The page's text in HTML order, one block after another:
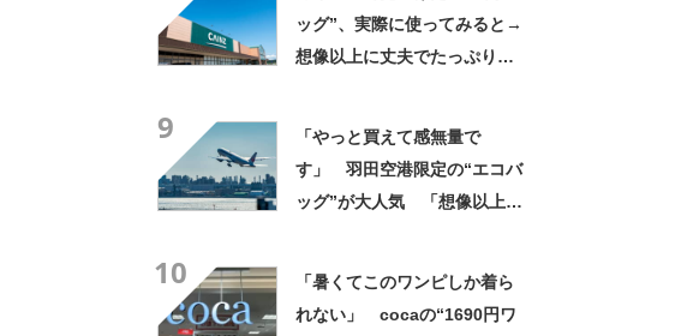
ッグ”、実際に使ってみると→
想像以上に丈夫でたっぷり入
9
「やっと買えて感無量で
す」 羽田空港限定の“エコバ
ッグ”が大人気 「想像以上に
10
「暑くてこのワンピしか着ら
れない」 cocaの“1690円ワ